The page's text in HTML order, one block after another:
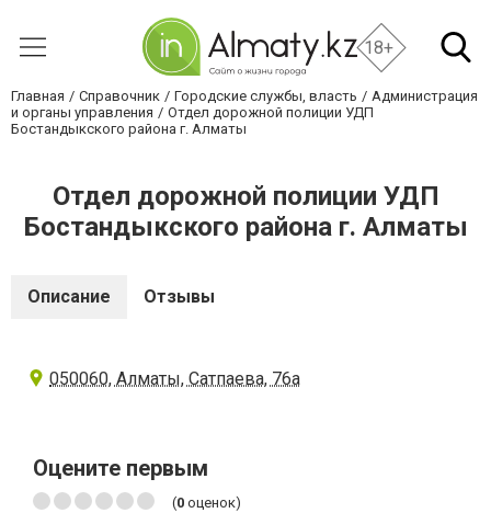
18+
Главная Справочник Городские службы, власть
Администрация
и органы управления
Отдел дорожной полиции УДП
Бостандыкского района г. Алматы
Отдел дорожной полиции УДП
Бостандыкского района г. Алматы
Описание Отзывы
050060, Алматы, Сатпаева, 76а
Оцените первым
(0 оценок)